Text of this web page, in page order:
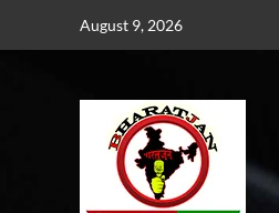
August 9, 2026